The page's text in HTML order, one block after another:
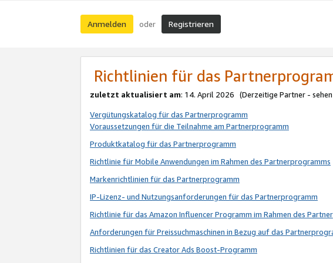
Anmelden oder Registrieren
Richtlinien für das
zuletzt aktualisiert am: 14. April 2026 (Derzeitige Partner - sehen
Vergütungskatalog für das Partnerprogramm
Voraussetzungen für die Teilnahme am Partnerprogramm
Produktkatalog für das Partnerprogramm
Richtlinie für Mobile Anwendungen im Rahmen des Partnerprogramms
Markenrichtlinien für das Partnerprogramm
IP-Lizenz- und Nutzungsanforderungen für das Partnerprogramm
Richtlinie für das Amazon Influencer Programm im Rahmen des
Anforderungen für Preissuchmaschinen in Bezug auf das
Richtlinien für das Creator Ads Boost-Programm